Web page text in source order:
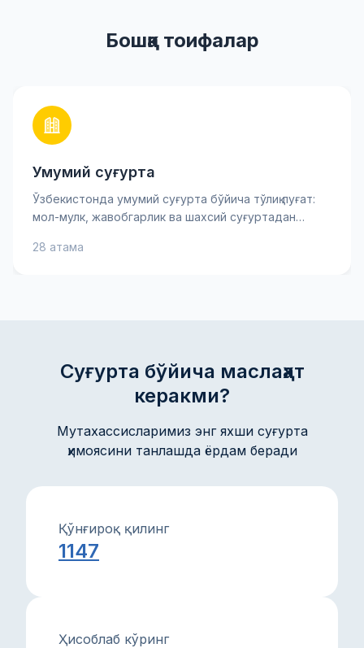
Бошқа тоифалар
Умумий суғурта
Ўзбекистонда умумий суғурта бўйича тўлиқ луғат:
мол-мулк, жавобгарлик ва шахсий суғуртадан
мукофоти, франшиза ва товон пули каби муҳим
28 атама
Суғурта бўйича маслаҳат
керакми?
Мутахассисларимиз энг яхши суғурта
ҳимоясини танлашда ёрдам беради
Қўнғироқ қилинг
1147
Ҳисоблаб кўринг